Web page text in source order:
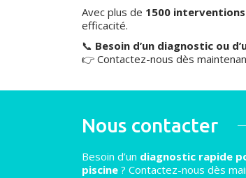
Avec plus de 1500
efficacité.
📞 Besoin d’un diagnostic ou
👉 Contactez-nous dès
Nous contacter
Besoin d’un diagnostic rapide
piscine ? Contactez-nous dès